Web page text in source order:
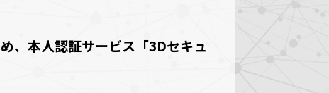
、本人認証サービス「3Dセキュ